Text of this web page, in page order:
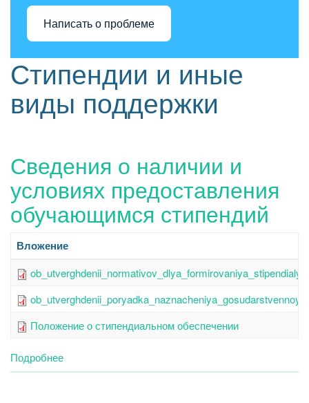
Написать о проблеме
Стипендии и иные
виды поддержки
Сведения о наличии и
условиях предоставления
обучающимся стипендий
Вложение
Положение о стипендиальном обеспечении
Подробнее
Сведения